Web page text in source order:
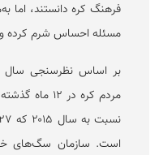
فرهنگ کره دانستند، اما
مسئله احساس شرم کرده و
مردم کره در
است. سازمان سگ‌های